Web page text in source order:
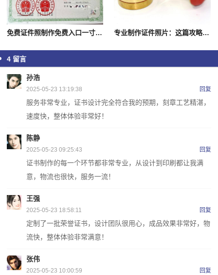
免费证件照制作免费入口一寸照：不再是烦恼 专业制作证件照片：这篇攻略帮你
4 留言
孙浩
2025-05-23 13:19:38 回复
服务非常专业，证书设计完全符合我的预期，刻章工艺精湛，
速度快，整体体验非常好！
陈静
2025-05-23 09:25:43 回复
证书制作的每一个环节都非常专业，从设计到印刷都让我满
意，物流也很快，服务一流！
王强
2025-05-23 18:58:11 回复
定制了一批荣誉证书，设计团队很用心，成品效果非常好，物
流快，整体体验非常满意！
张伟
2025-05-23 10:00:59 回复